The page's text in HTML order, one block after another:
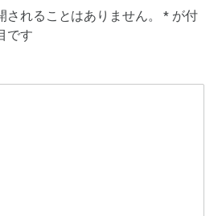
れることはありません。 *が付
です